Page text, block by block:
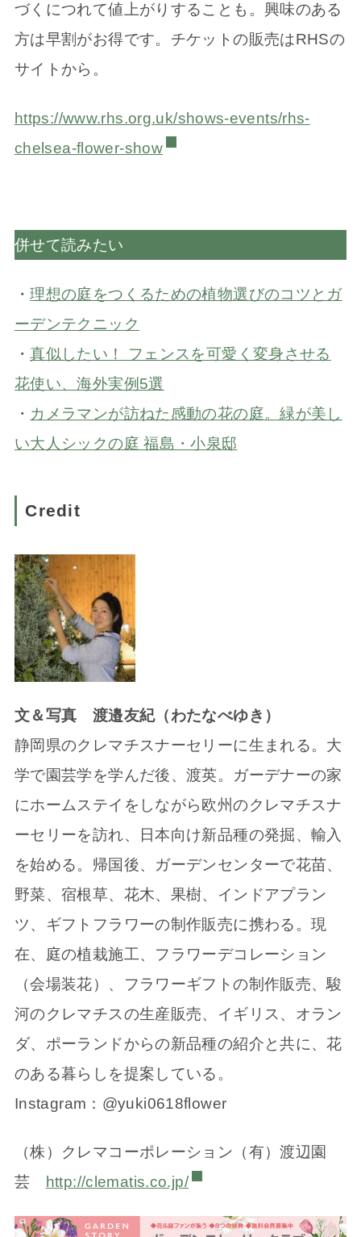
づくにつれて値上がりすることも。興味のある
方は早割がお得です。チケットの販売はRHSの
サイトから。
https://www.rhs.org.uk/shows-events/rhs-
chelsea-flower-show
併せて読みたい
・理想の庭をつくるための植物選びのコツとガ
ーデンテクニック
・真似したい！ フェンスを可愛く変身させる
花使い、海外実例5選
・ カメラマンが訪ねた感動の花の庭。緑が美し
い大人シックの庭 福島・小泉邸
Credit
文＆写真 渡邉友紀（わたなべゆき）
静岡県のクレマチスナーセリーに生まれる。大
学で園芸学を学んだ後、渡英。ガーデナーの家
にホームステイをしながら欧州のクレマチスナ
ーセリーを訪れ、日本向け新品種の発掘、輸入
を始める。帰国後、ガーデンセンターで花苗、
野菜、宿根草、花木、果樹、インドアプラン
ツ、ギフトフラワーの制作販売に携わる。現
在、庭の植栽施工、フラワーデコレーション
（会場装花）、フラワーギフトの制作販売、駿
河のクレマチスの生産販売、イギリス、オラン
ダ、ポーランドからの新品種の紹介と共に、花
のある暮らしを提案している。
Instagram：@yuki0618flower
（株）クレマコーポレーション（有）渡辺園
芸
http://clematis.co.jp/